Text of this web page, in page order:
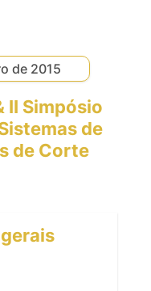
de 2015
II Simpósio
de
de Corte